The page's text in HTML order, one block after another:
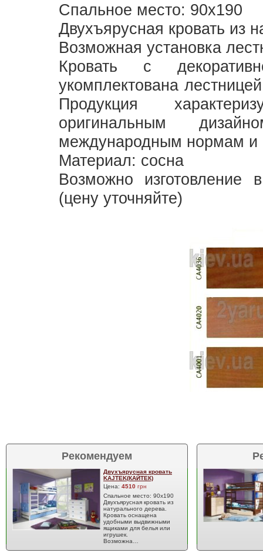
Спальное место: 90х190
Двухъярусная кровать из
Возможная установка
Кровать с
укомплектована
Продукция
оригинальным
международным нормам и
Материал: сосна
Возможно изготовление
(цену уточняйте)
Рекомендуем
Двухъярусная кровать
KAJTEK(КАЙТЕК)
Цена: 4510 грн
Спальное место: 90х190
Двухъярусная кровать из
натурального дерева.
Кровать оснащена
удобными выдвижными
ящиками для белья или
игрушек.
Возможна…